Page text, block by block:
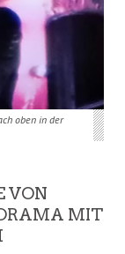
oben in der
VON
MIT